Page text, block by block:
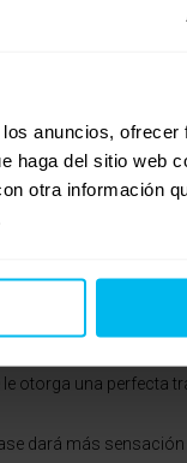
anuncios,
haga del sitio web
otra información
bien de comprar
cambiar sin falta a
una firmeza
clase de
otorga una perfecta
dará más sensación